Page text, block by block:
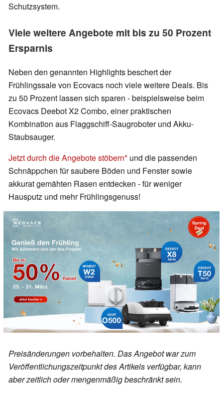
Schutzsystem.
Viele weitere Angebote mit bis zu 50 Prozent
Ersparnis
Neben den genannten Highlights beschert der
Frühlingssale von Ecovacs noch viele weitere Deals. Bis
zu 50 Prozent lassen sich sparen - beispielsweise beim
Ecovacs Deebot X2 Combo, einer praktischen
Kombination aus Flaggschiff-Saugroboter und Akku-
Staubsauger.
Jetzt durch die Angebote stöbern und die passenden
Schnäppchen für saubere Böden und Fenster sowie
akkurat gemähten Rasen entdecken - für weniger
Hausputz und mehr Frühlingsgenuss!
Preisänderungen vorbehalten. Das Angebot war zum
Veröffentlichungszeitpunkt des Artikels verfügbar, kann
aber zeitlich oder mengenmäßig beschränkt sein.